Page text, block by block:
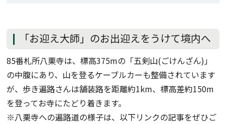
「お迎え大師」のお出迎えをうけて境内へ
85番札所八栗寺は、標高375mの「五剣山(ごけんざん)」
の中腹にあり、山を登るケーブルカーも整備されています
が、歩き遍路さんは舗装路を距離約1km、標高差約150m
を登ってお寺にたどり着きます。
※八栗寺への遍路道の様子は、以下リンクの記事をぜひご